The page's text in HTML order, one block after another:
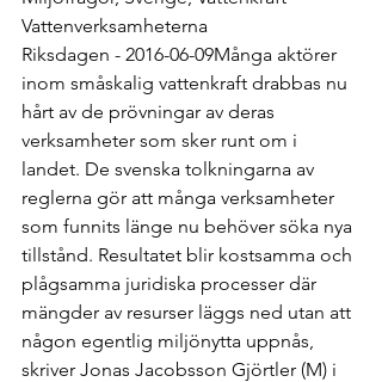
Riksdagen - 2016-06-09Många aktörer
inom småskalig vattenkraft drabbas nu
hårt av de prövningar av deras
verksamheter som sker runt om i
landet. De svenska tolkningarna av
reglerna gör att många verksamheter
som funnits länge nu behöver söka nya
tillstånd. Resultatet blir kostsamma och
plågsamma juridiska processer där
mängder av resurser läggs ned utan att
någon egentlig miljönytta uppnås,
skriver Jonas Jacobsson Gjörtler (M) i